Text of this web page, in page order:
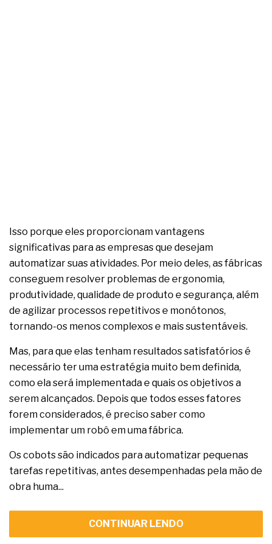
Isso porque eles proporcionam vantagens
significativas para as empresas que desejam
automatizar suas atividades. Por meio deles, as fábricas
conseguem resolver problemas de ergonomia,
produtividade, qualidade de produto e segurança, além
de agilizar processos repetitivos e monótonos,
tornando-os menos complexos e mais sustentáveis.
Mas, para que elas tenham resultados satisfatórios é
necessário ter uma estratégia muito bem definida,
como ela será implementada e quais os objetivos a
serem alcançados. Depois que todos esses fatores
forem considerados, é preciso saber como
implementar um robô em uma fábrica.
Os cobots são indicados para automatizar pequenas
tarefas repetitivas, antes desempenhadas pela mão de
obra huma...
CONTINUAR LENDO